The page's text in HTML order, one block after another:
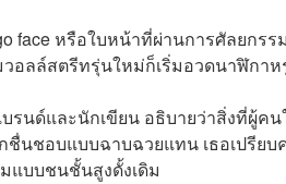
face หรือใบหน้าที่ผ่านการศัลยกร
ลล์สตรีทรุ่นใหม่ก็เริ่มอวดนาฬิกา
รนด์และนักเขียน อธิบายว่าสิ่งที่ผู้ค
นชอบแบบฉาบฉวยแทน เธอเปรีย
แบบชนชั้นสูงดั้งเดิม